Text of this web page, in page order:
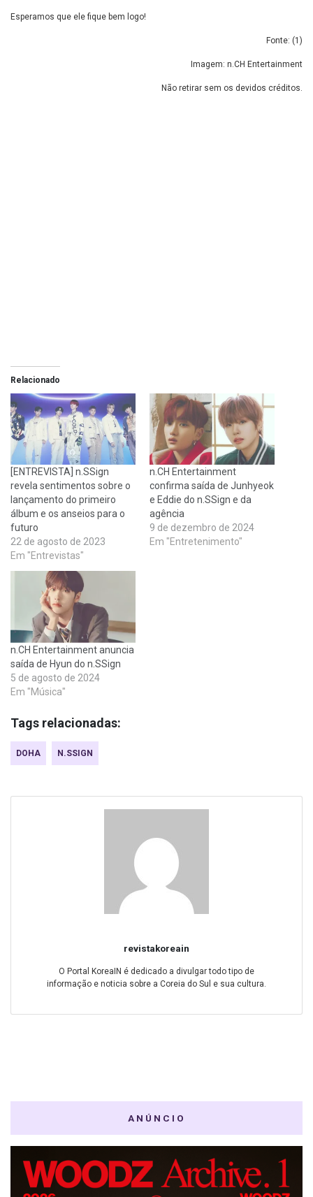
Esperamos que ele fique bem logo!
Fonte: (1 )
Imagem: n.CH Entertainment
Não retirar sem os devidos créditos.
Relacionado
[ENTREVISTA] n.SSign
revela sentimentos sobre o
lançamento do primeiro
álbum e os anseios para o
futuro
22 de agosto de 2023
Em "Entrevistas"
n.CH Entertainment
confirma saída de Junhyeok
e Eddie do n.SSign e da
agência
9 de dezembro de 2024
Em "Entretenimento"
n.CH Entertainment anuncia
saída de Hyun do n.SSign
5 de agosto de 2024
Em "Música"
Tags relacionadas:
DOHA N.SSIGN
revistakoreain
O Portal KoreaIN é dedicado a divulgar todo tipo de
informação e noticia sobre a Coreia do Sul e sua cultura.
ANÚNCIO